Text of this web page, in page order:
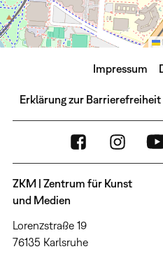
Impressum
Erklärung zur Barrierefreiheit
ZKM | Zentrum für Kunst
und Medien
Lorenzstraße 19
76135 Karlsruhe